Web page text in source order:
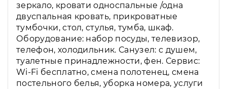
зеркало, кровати односпальные /одна
двуспальная кровать, прикроватные
тумбочки, стол, стулья, тумба, шкаф.
Оборудование: набор посуды, телевизор,
телефон, холодильник. Санузел: с душем,
туалетные принадлежности, фен. Сервис:
Wi-Fi бесплатно, смена полотенец, смена
постельного белья, уборка номера, услуги